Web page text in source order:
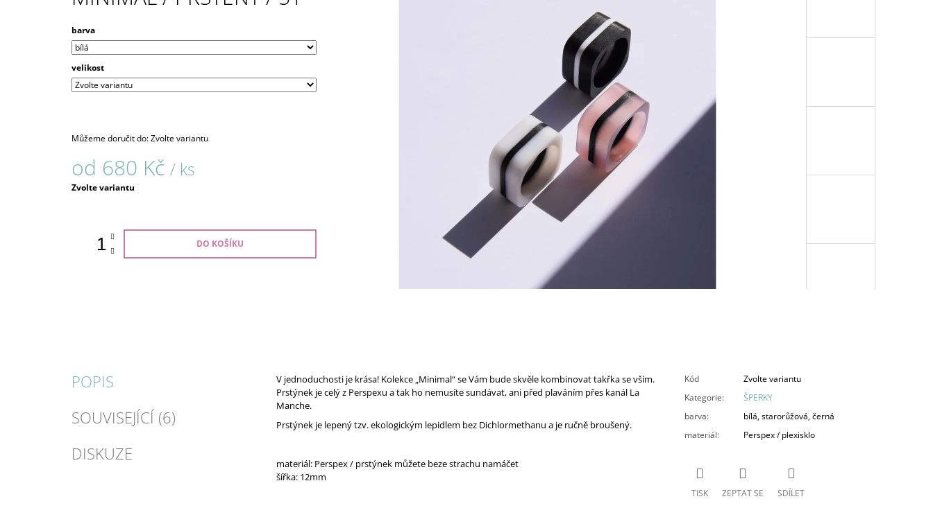
barva
velikost
Můžeme doručit do:Zvolte variantu
od 680 Kč / ks
Měrná
Zvolte variantu
DO KOŠÍKU
POPIS
SOUVISEJÍCÍ (6)
DISKUZE
V jednoduchosti je krása! Kolekce „Minimal“ se Vám bude skvěle kombinovat takřka se vším.
Prstýnek je celý z Perspexu a tak ho nemusíte sundávat, ani před plaváním přes kanál La
Manche.
Prstýnek je lepený tzv. ekologickým lepidlem bez Dichlormethanu a je ručně broušený.
materiál: Perspex / prstýnek můžete beze strachu namáčet
šířka: 12mm
Kód
Zvolte variantu
Kategorie:
ŠPERKY
barva:
bílá, starorůžová, černá
materiál: Perspex / plexisklo
TISK ZEPTAT SE SDÍLET